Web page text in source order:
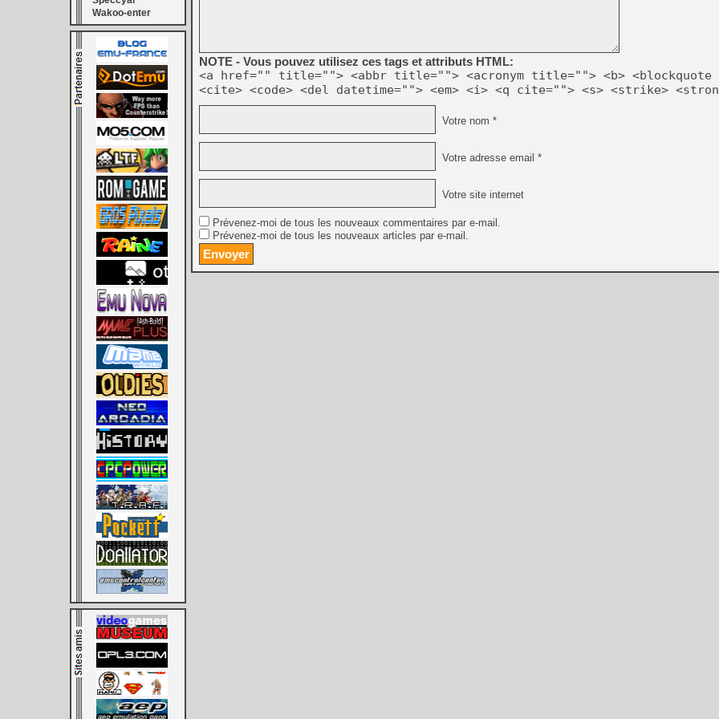
[LS] [PS5] Le WebKit
[GK] Oubliez Crazy Taxi,
[LS] [Switch] NSZ 5.0.0
[GK] No More Room in
[GK] Un chatbot Atelier
[GK] Mémoire cash -
[GK] Nvidia : le prix des
[GK] Suikoden Star Leap
[Mo5] La mini borne
Wakoo-enter
NOTE - Vous pouvez utilisez ces tags et attributs HTML:
<a href="" title=""> <abbr title=""> <acronym title=""> <b> <blockquote
<cite> <code> <del datetime=""> <em> <i> <q cite=""> <s> <strike>
Votre nom *
Votre adresse email *
Votre site internet
Prévenez-moi de tous les nouveaux commentaires par e-mail.
Prévenez-moi de tous les nouveaux articles par e-mail.